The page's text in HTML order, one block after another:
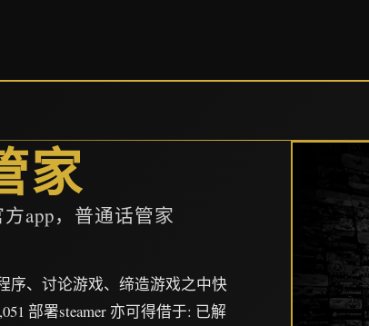
家
app，普通话管家
序、讨论游戏、缔造游戏之中快
部署steamer 亦可得借于: 已解